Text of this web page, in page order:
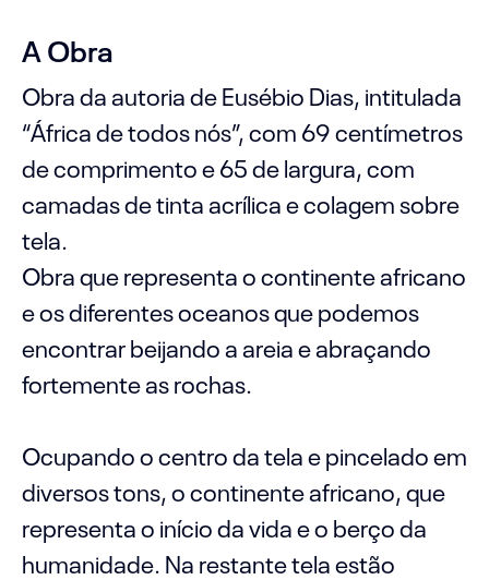
A Obra
Obra da autoria de Eusébio Dias, intitulada
“África de todos nós”, com 69 centímetros
de comprimento e 65 de largura, com
camadas de tinta acrílica e colagem sobre
tela.
Obra que representa o continente africano
e os diferentes oceanos que podemos
encontrar beijando a areia e abraçando
fortemente as rochas.
Ocupando o centro da tela e pincelado em
diversos tons, o continente africano, que
representa o início da vida e o berço da
humanidade. Na restante tela estão